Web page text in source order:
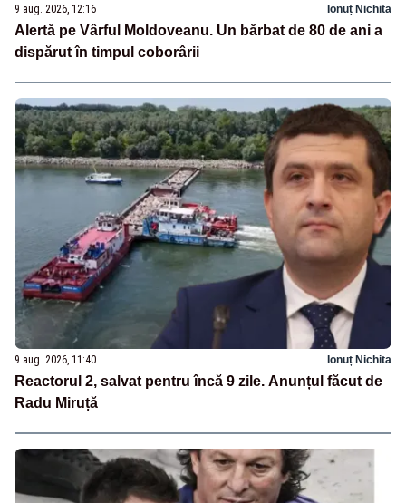
9 aug. 2026, 12:16 Ionuț Nichita
Alertă pe Vârful Moldoveanu. Un bărbat de 80 de ani a
dispărut în timpul coborârii
9 aug. 2026, 11:40 Ionuț Nichita
Reactorul 2, salvat pentru încă 9 zile. Anunțul făcut de
Radu Miruță